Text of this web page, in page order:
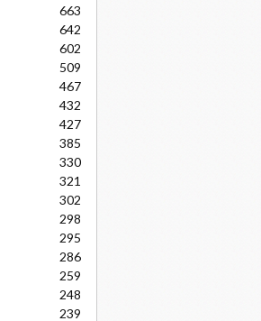
663
642
602
509
467
432
427
385
330
321
302
298
295
286
259
248
239